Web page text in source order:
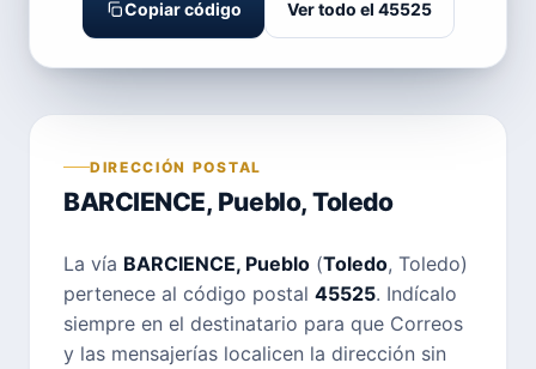
Copiar código Ver todo el 45525
DIRECCIÓN POSTAL
BARCIENCE, Pueblo, Toledo
La vía BARCIENCE, Pueblo (Toledo, Toledo)
pertenece al código postal 45525. Indícalo
siempre en el destinatario para que Correos
y las mensajerías localicen la dirección sin